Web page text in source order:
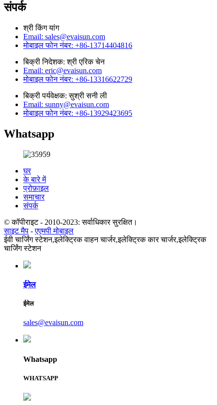
संपर्क
श्री किंग यांग
Email: sales@evaisun.com
मोबाइल फोन नंबर: +86-13714404816
बिक्री निदेशक: श्री एरिक चेन
Email: eric@evaisun.com
मोबाइल फोन नंबर: +86-13316622729
बिक्री पर्यवेक्षक: सुश्री सनी ली
Email: sunny@evaisun.com
मोबाइल फोन नंबर: +86-13929423695
Whatsapp
घर
के बारे में
प्रोफ़ाइल
समाचार
संपर्क
© कॉपीराइट - 2010-2023: सर्वाधिकार सुरक्षित।
साइट मैप -एएमपी मोबाइल
ईवी चार्जिंग स्टेशन,इलेक्ट्रिक वाहन चार्जर,इलेक्ट्रिक कार चार्जर,इलेक्ट्रिक
चार्जिंग स्टेशन
ईमेल
ईमेल
sales@evaisun.com
Whatsapp
WHATSAPP